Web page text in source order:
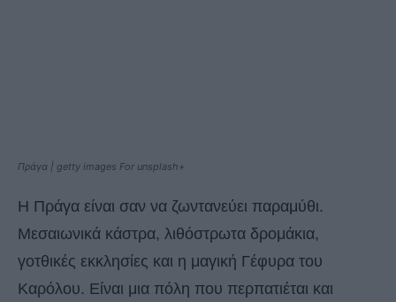
Πράγα | getty images For unsplash+
Η Πράγα είναι σαν να ζωντανεύει παραμύθι.
Μεσαιωνικά κάστρα, λιθόστρωτα δρομάκια,
γοτθικές εκκλησίες και η μαγική Γέφυρα του
Καρόλου. Είναι μια πόλη που περπατιέται και